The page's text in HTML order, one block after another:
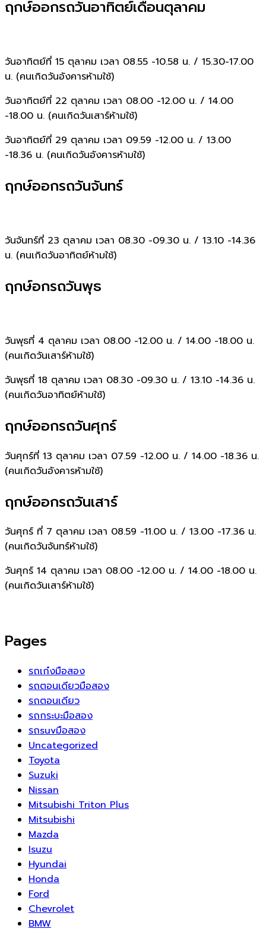
ฤกษ์ออกรถวันอาทิตย์เดือนตุลาคม
วันอาทิตย์ที่ 15 ตุลาคม เวลา 08.55 -10.58 น. / 15.30-17.00
น. (คนเกิดวันอังคารห้ามใช้)
วันอาทิตย์ที่ 22 ตุลาคม เวลา 08.00 -12.00 น. / 14.00
-18.00 น. (คนเกิดวันเสาร์ห้ามใช้)
วันอาทิตย์ที่ 29 ตุลาคม เวลา 09.59 -12.00 น. / 13.00
-18.36 น. (คนเกิดวันอังคารห้ามใช้)
ฤกษ์ออกรถวันจันทร์
วันจันทร์ที่ 23 ตุลาคม เวลา 08.30 -09.30 น. / 13.10 -14.36
น. (คนเกิดวันอาทิตย์ห้ามใช้)
ฤกษ์อกรถวันพุธ
วันพุธที่ 4 ตุลาคม เวลา 08.00 -12.00 น. / 14.00 -18.00 น.
(คนเกิดวันเสาร์ห้ามใช้)
วันพุธที่ 18 ตุลาคม เวลา 08.30 -09.30 น. / 13.10 -14.36 น.
(คนเกิดวันอาทิตย์ห้ามใช้)
ฤกษ์ออกรถวันศุกร์
วันศุกร์ที่ 13 ตุลาคม เวลา 07.59 -12.00 น. / 14.00 -18.36 น.
(คนเกิดวันอังคารห้ามใช้)
ฤกษ์ออกรถวันเสาร์
วันศุกร์ ที่ 7 ตุลาคม เวลา 08.59 -11.00 น. / 13.00 -17.36 น.
(คนเกิดวันจันทร์ห้ามใช้)
วันศุกร์ 14 ตุลาคม เวลา 08.00 -12.00 น. / 14.00 -18.00 น.
(คนเกิดวันเสาร์ห้ามใช้)
Pages
รถเก๋งมือสอง
รถตอนเดียวมือสอง
รถตอนเดียว
รถกระบะมือสอง
รถsuvมือสอง
Uncategorized
Toyota
Suzuki
Nissan
Mitsubishi Triton Plus
Mitsubishi
Mazda
Isuzu
Hyundai
Honda
Ford
Chevrolet
BMW